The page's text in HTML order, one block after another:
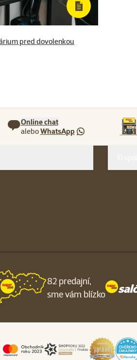
pred dovolenkou
Online chat
aleboWhatsApp
82 predajní,
sme vám blízko